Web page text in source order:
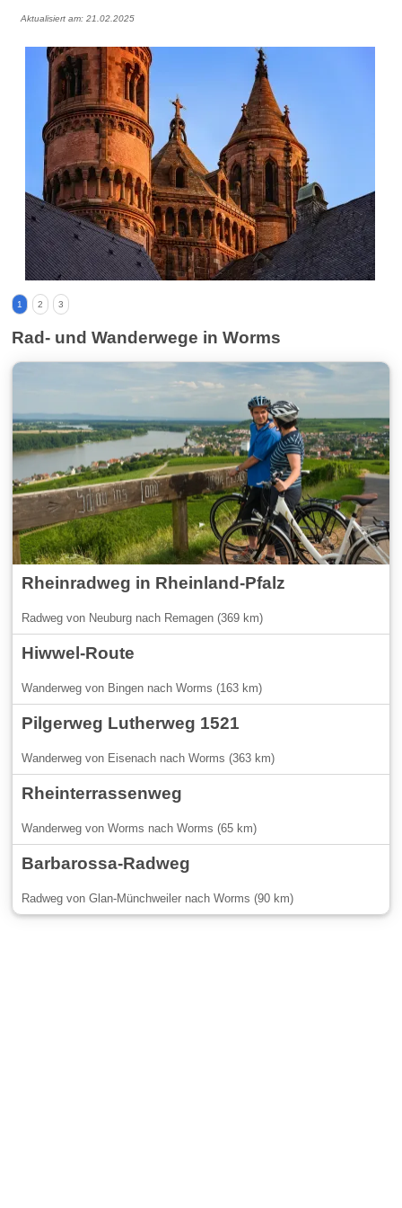
Aktualisiert am: 21.02.2025
1 2 3
Rad- und Wanderwege in Worms
Rheinradweg in Rheinland-Pfalz
Radweg von Neuburg nach Remagen (369 km)
Hiwwel-Route
Wanderweg von Bingen nach Worms (163 km)
Pilgerweg Lutherweg 1521
Wanderweg von Eisenach nach Worms (363 km)
Rheinterrassenweg
Wanderweg von Worms nach Worms (65 km)
Barbarossa-Radweg
Radweg von Glan-Münchweiler nach Worms (90 km)